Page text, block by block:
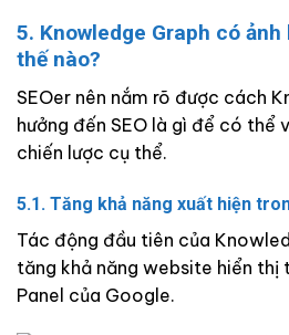
5. Knowledge Graph có
thế nào?
SEOer nên nắm rõ được cách
hưởng đến SEO là gì để có thể
chiến lược cụ thể.
5.1. Tăng khả năng xuất hiện
Tác động đầu tiên của
tăng khả năng website hiển thị
Panel của Google.